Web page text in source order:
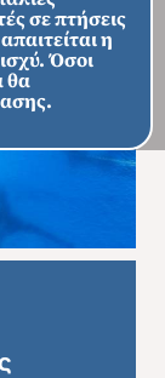
σε πτήσεις
η
Όσοι
θα